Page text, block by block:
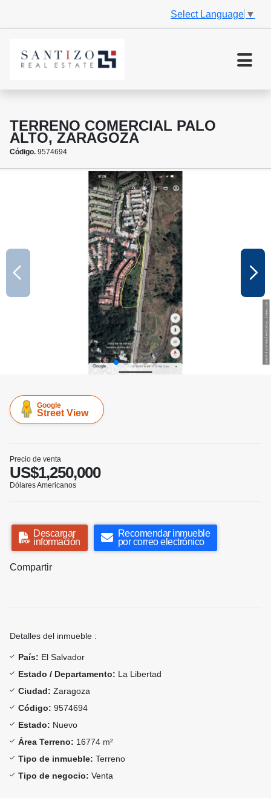
Select Language ▼
TERRENO COMERCIAL PALO
ALTO, ZARAGOZA
Código. 9574694
Google
Street View
Precio de venta
US$1,250,000
Dólares Americanos
Descargar
información
Recomendar inmueble
por correo electrónico
Compartir
Detalles del inmueble :
País: El Salvador
Estado / Departamento: La Libertad
Ciudad: Zaragoza
Código: 9574694
Estado: Nuevo
Área Terreno: 16774 m²
Tipo de inmueble: Terreno
Tipo de negocio: Venta